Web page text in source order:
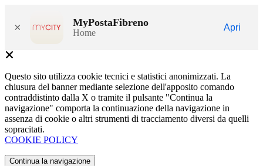
× MyPostaFibreno
Home
Apri
Questo sito utilizza cookie tecnici e statistici anonimizzati. La
chiusura del banner mediante selezione dell'apposito comando
contraddistinto dalla X o tramite il pulsante "Continua la
navigazione" comporta la continuazione della navigazione in
assenza di cookie o altri strumenti di tracciamento diversi da quelli
sopracitati.
COOKIE POLICY
Continua la navigazione